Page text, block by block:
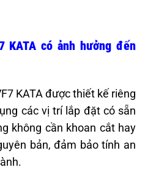
KATA có ảnh hưởng đến
KATA được thiết kế riêng
các vị trí lắp đặt có sẵn
không cần khoan cắt hay
bản, đảm bảo tính an